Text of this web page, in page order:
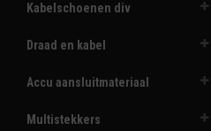
Kabelschoenen div
Draad en kabel
Accu aansluitmateriaal
Multistekkers